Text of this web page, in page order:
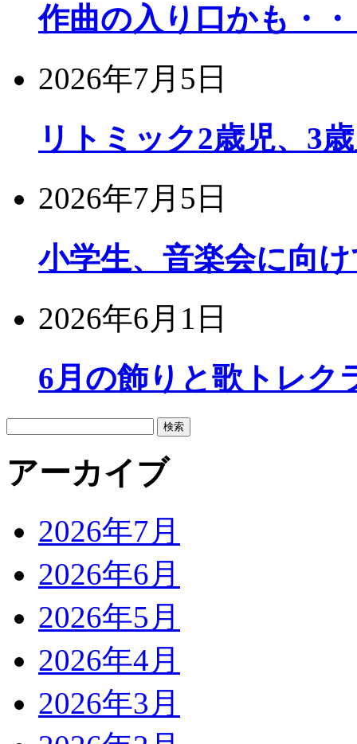
作曲の入り口かも・
2026年7月5日
リトミック2歳児、3
2026年7月5日
小学生、音楽会に向
2026年6月1日
6月の飾りと歌トレク
アーカイブ
2026年7月
2026年6月
2026年5月
2026年4月
2026年3月